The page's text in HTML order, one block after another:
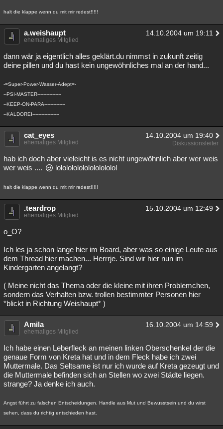
halt die klappe wenn du mit mir redest!!!!!
a.weishaupt 14.10.2004 um 19:11
ehemaliges Mitglied
dann wär ja eigentlich alles geklärt.du nimmst in zukunft zeitig
deine pillen und du hast kein ungewöhnliches mal an der hand...
-=Super-Power-Wasser-Adept=-
--PSI-MASTER----------------
--KEEP-ON-PARA--------------
--KALDOREI------------------
cat_eyes 14.10.2004 um 19:40
ehemaliges Mitglied Diskussionsleiter
hab ich doch aber vieleicht is es nicht ungewöhnlich aber wer weis
wer weis ....
lololololololololololol
halt die klappe wenn du mit mir redest!!!!!
.teardrop 15.10.2004 um 12:49
ehemaliges Mitglied
o_O?
Ich les ja schon lange hier im Board, aber was so einige Leute aus
dem Thread hier machen... Herrrje. Sind wir hier nun im
Kindergarten angelangt?
( Meine nicht das Thema oder die kleine mit ihren Problemchen,
sondern das Verhalten bzw. trollen bestimmter Personen hier
*blickt in Richtung Weishaupt* )
Amila 16.10.2004 um 14:59
ehemaliges Mitglied
Ich habe einen Leberfleck an meinen linken Oberschenkel der die
genaue Form von Kreta hat und in dem Fleck habe ich zwei
Muttermale. Das Seltsame ist nur ich wurde auf Kreta gezeugt und
die Muttermale befinden sich an Stellen wo zwei Städte liegen.
strange? Ja denke ich auch.
Angst führt zu falschen Entscheidungen. Handle aus Mut und Bewusstsein und du wirst
sehen, dass du richtig entschieden hast.